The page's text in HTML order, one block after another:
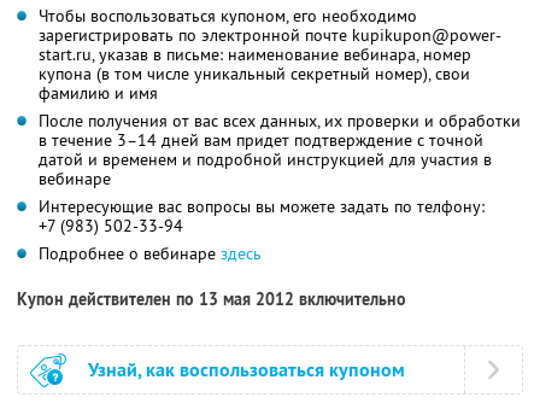
Чтобы воспользоваться купоном, его необходимо
зарегистрировать по электронной почте kupikupon@power-
start.ru, указав в письме: наименование вебинара, номер
купона (в том числе уникальный секретный номер), свои
фамилию и имя
После получения от вас всех данных, их проверки и обработки
в течение 3–14 дней вам придет подтверждение с точной
датой и временем и подробной инструкцией для участия в
вебинаре
Интересующие вас вопросы вы можете задать по телфону:
+7 (983) 502-33-94
Подробнее о вебинаре здесь
Купон действителен по 13 мая 2012 включительно
Узнай, как воспользоваться купоном